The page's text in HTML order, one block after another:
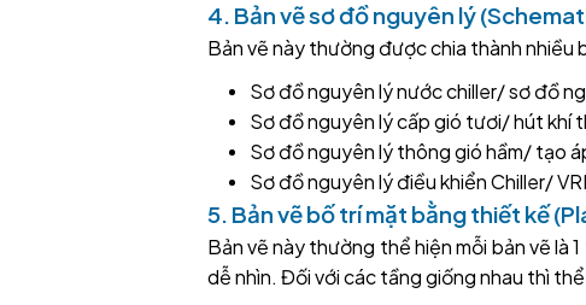
4. Bản vẽ sơ đồ nguyên lý
Bản vẽ này thường được chia thành
Sơ đồ nguyên lý nước chiller/ sơ đồ
Sơ đồ nguyên lý cấp gió tươi/ hút khí
Sơ đồ nguyên lý thông gió hầm/ tạo
Sơ đồ nguyên lý điều khiển Chiller/
5. Bản vẽ bố trí mặt bằng thiết kế
Bản vẽ này thường thể hiện mỗi bản vẽ là
dễ nhìn. Đối với các tầng giống nhau thì